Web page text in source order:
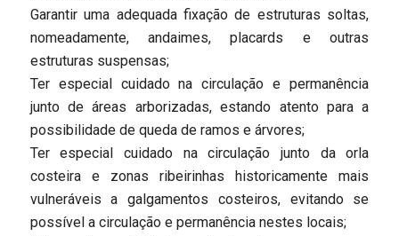
Garantir uma adequada fixação de estruturas soltas,
nomeadamente, andaimes, placards e outras
estruturas suspensas;
Ter especial cuidado na circulação e permanência
junto de áreas arborizadas, estando atento para a
possibilidade de queda de ramos e árvores;
Ter especial cuidado na circulação junto da orla
costeira e zonas ribeirinhas historicamente mais
vulneráveis a galgamentos costeiros, evitando se
possível a circulação e permanência nestes locais;